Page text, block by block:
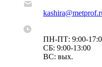
ПН-ПТ: 9:00-
СБ: 9:00-13:00
ВС: вых.